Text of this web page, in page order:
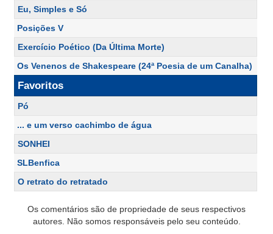
Eu, Simples e Só
Posições V
Exercício Poético (Da Última Morte)
Os Venenos de Shakespeare (24ª Poesia de um Canalha)
Favoritos
Pó
... e um verso cachimbo de água
SONHEI
SLBenfica
O retrato do retratado
Os comentários são de propriedade de seus respectivos
autores. Não somos responsáveis pelo seu conteúdo.